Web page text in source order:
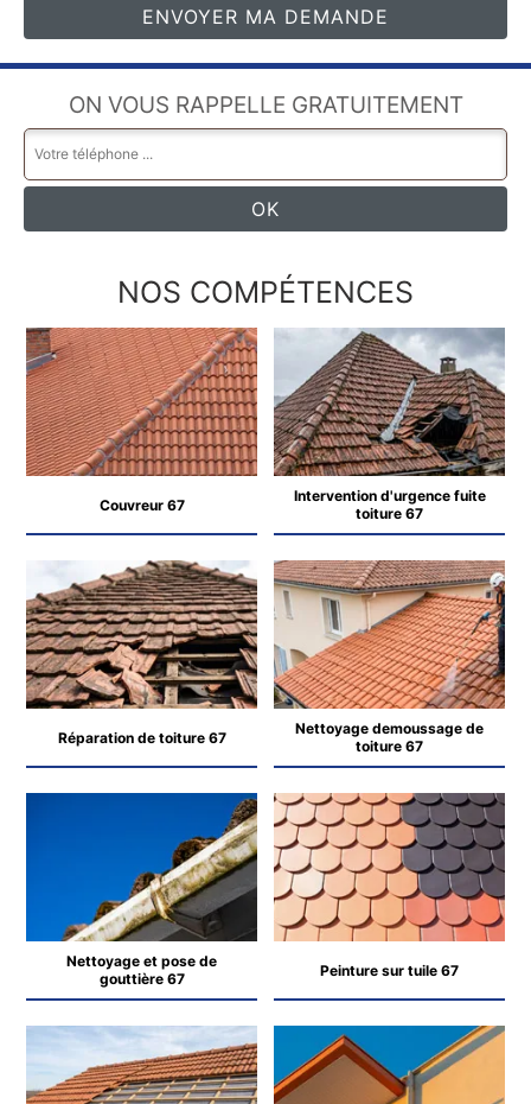
ON VOUS RAPPELLE GRATUITEMENT
NOS COMPÉTENCES
Couvreur 67
Intervention d'urgence fuite
toiture 67
Réparation de toiture 67
Nettoyage demoussage de
toiture 67
Nettoyage et pose de
gouttière 67
Peinture sur tuile 67